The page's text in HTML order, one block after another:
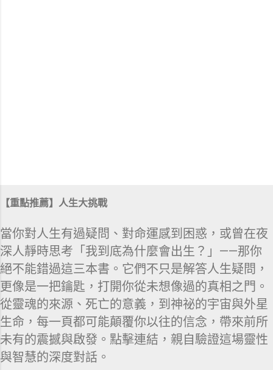
【重點推薦】人生大挑戰
當你對人生有過疑問、對命運感到困惑，或曾在夜
深人靜時思考「我到底為什麼會出生？」——那你
絕不能錯過這三本書。它們不只是解答人生疑問，
更像是一把鑰匙，打開你從未想像過的真相之門。
從靈魂的來源、死亡的意義，到神祕的宇宙與外星
生命，每一頁都可能顛覆你以往的信念，帶來前所
未有的震撼與啟發。點擊連結，親自驗證這場靈性
與智慧的深度對話。